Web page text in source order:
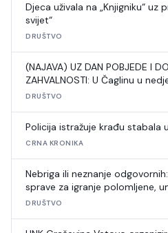
Djeca uživala na „Knjigniku“ uz
svijet“
DRUŠTVO
(NAJAVA) UZ DAN POBJEDE I
ZAHVALNOSTI: U Čaglinu u
šahovski turnir
DRUŠTVO
Policija istražuje krađu stabala
CRNA KRONIKA
Nebriga ili neznanje
sprave za igranje polomljene,
DRUŠTVO